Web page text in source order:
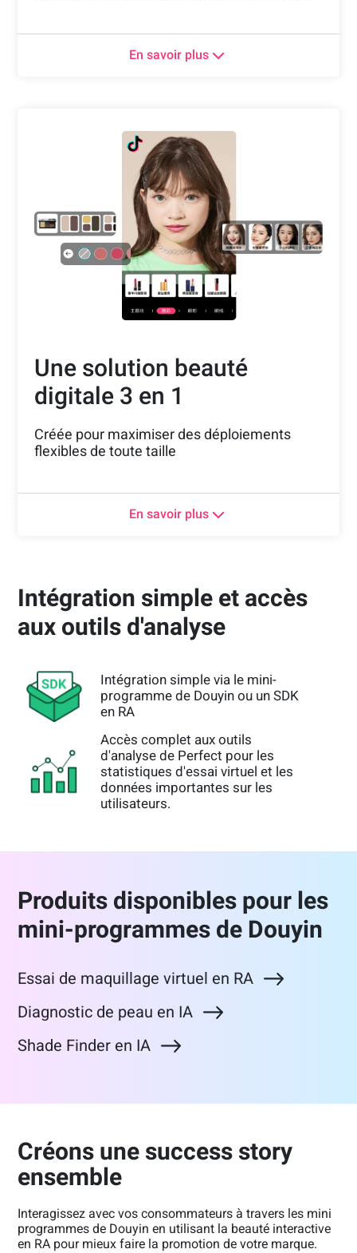
personnalisée à vos utilisateurs sur Douyin.
L'outil détecte aussi les sous-tons du teint de
l'utilsateur, offrant des options différentes
pour choisir entre des teintes chaudes ou
froides et améliorer l'expérience beauté
digitale personnalisée.
En savoir plus
Une solution beauté
digitale 3 en 1
Créée pour maximiser des déploiements
flexibles de toute taille
pour créer une expérience digitale unique qui
Le mini programme de Perfect permet aux
marques de beauté de ne gérer l'intégration
de leurs produits qu'une seule fois et
d'intégrer facilement l'expérience en RA sur
Taobao et TMall.
En savoir plus
Intégration simple et accès
aux outils d'analyse
Intégration simple via le mini-
programme de Douyin ou un SDK
en RA
Accès complet aux outils
d'analyse de Perfect pour les
statistiques d'essai virtuel et les
données importantes sur les
utilisateurs.
Produits disponibles pour les
mini-programmes de Douyin
Essai de maquillage virtuel en RA
Diagnostic de peau en IA
Shade Finder en IA
Créons une success story
ensemble
Interagissez avec vos consommateurs à travers les mini
programmes de Douyin en utilisant la beauté interactive
en RA pour mieux faire la promotion de votre marque.